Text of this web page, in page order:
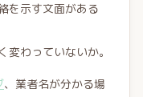
を示す文面がある
わっていないか。
、業者名が分かる場